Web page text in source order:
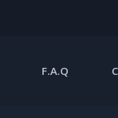
F.A.Q